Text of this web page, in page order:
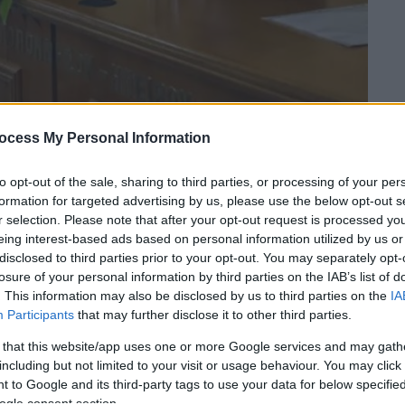
My Personal Information
opt-out of the sale, sharing to third parties, or processing of your
for targeted advertising by us, please use the below opt-out
selection. Please note that after your opt-out request is processed
interest-based ads based on personal information utilized by us
to third parties prior to your opt-out. You may separately
of your personal information by third parties on the IAB’s list of
This information may also be disclosed by us to third parties on the
Participants that may further disclose it to other third parties.
that this website/app uses one or more Google services and may
but not limited to your visit or usage behaviour. You may
to Google and its third-party tags to use your data for below
τον Δήμο Πατρέων, στις
Οκτωβρίου, ανακοίνωσε την Δευτέρα
Μηχανικός, Πρόεδρος του ΤΕΕ Δυτικής
το σύμβολο, το όνομα αλλά και τη
και Ακηδεμόνευτης Δημοτικής
συνεδριάσεων της ΕΣΗΕΠΗΝ,